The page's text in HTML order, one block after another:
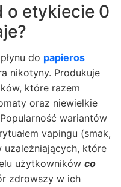
o etykiecie 0
do papieros
nikotyny. Produkuje
które razem
oraz niewielkie
wariantów
vapingu (smak,
które
użytkowników co
zdrowszy w ich